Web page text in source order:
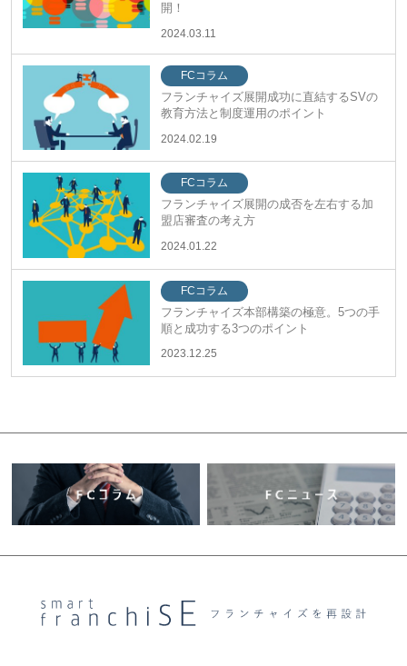
開！
2024.03.11
FCコラム
フランチャイズ展開成功に直結するSVの
教育方法と制度運用のポイント
2024.02.19
FCコラム
フランチャイズ展開の成否を左右する加
盟店審査の考え方
2024.01.22
FCコラム
フランチャイズ本部構築の極意。5つの手
順と成功する3つのポイント
2023.12.25